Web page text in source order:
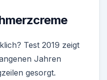
Test 2019 zeigt
Jahren
gesorgt.